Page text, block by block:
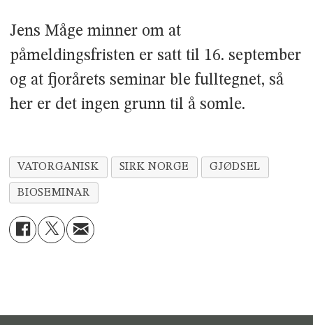
Jens Måge minner om at
påmeldingsfristen er satt til 16. september
og at fjorårets seminar ble fulltegnet, så
her er det ingen grunn til å somle.
VATORGANISK SIRK NORGE GJØDSEL
BIOSEMINAR